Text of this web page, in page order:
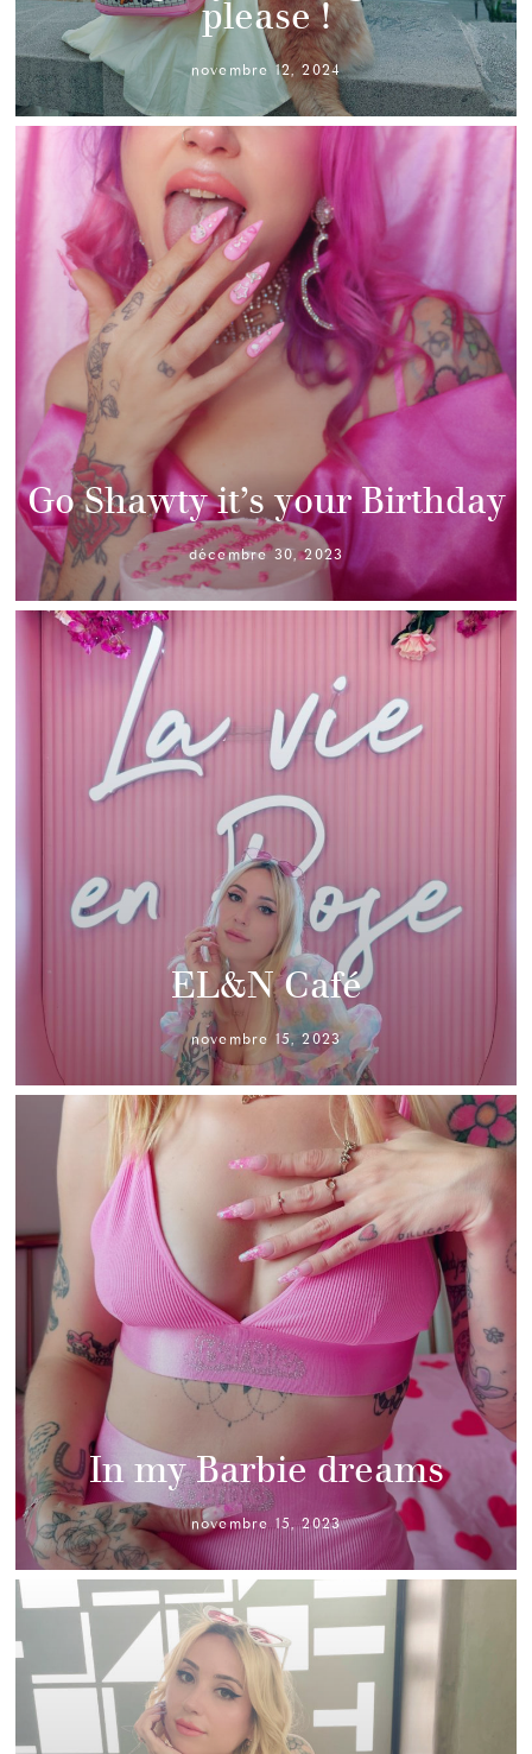
please !
novembre 12, 2024
Go Shawty it’s your Birthday
décembre 30, 2023
EL&N Café
novembre 15, 2023
In my Barbie dreams
novembre 15, 2023